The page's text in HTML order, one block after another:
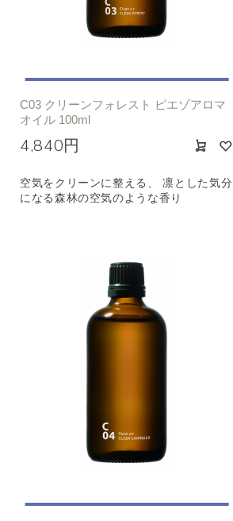
C03 クリーンフォレスト ピエゾアロマ
オイル 100ml
4,840円
空気をクリーンに整える、 凛とした気分
になる森林の空気のような香り